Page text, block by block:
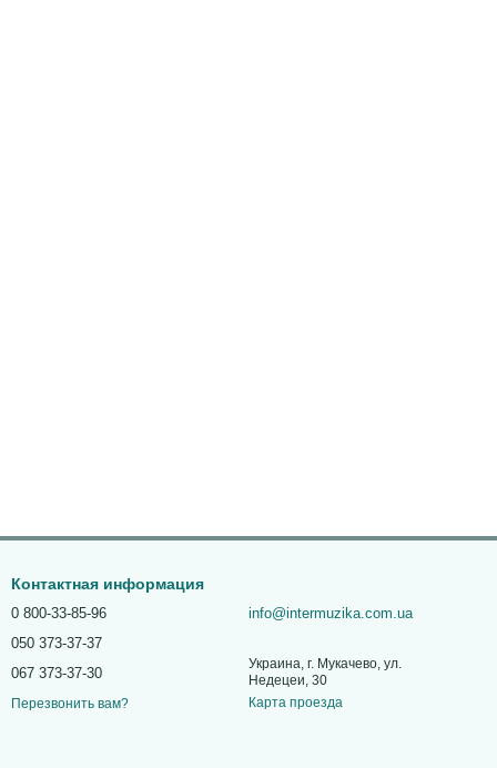
Контактная информация
0 800-33-85-96
050 373-37-37
067 373-37-30
Перезвонить вам?
info@intermuzika.com.ua
Украина, г. Мукачево, ул.
Недецеи, 30
Карта проезда